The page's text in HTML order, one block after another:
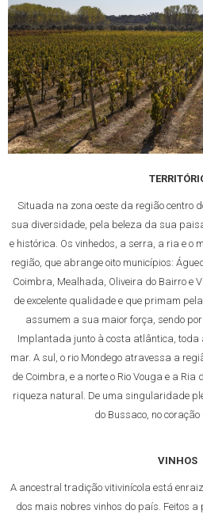
Situada na zona oeste da região centro
sua diversidade, pela beleza da sua
e histórica. Os vinhedos, a serra, a ria e o
região, que abrange oito municípios:
Coimbra, Mealhada, Oliveira do Bairro e
de excelente qualidade e que primam
assumem a sua maior força, sendo
Implantada junto à costa atlântica, toda
mar. A sul, o rio Mondego atravessa a
de Coimbra, e a norte o Rio Vouga e a
riqueza natural. De uma singularidade
do Bussaco, no
VINHOS
A ancestral tradição vitivinícola está
dos mais nobres vinhos do país. Feitos